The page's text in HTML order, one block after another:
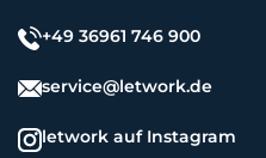
+49 36961 746 900
service@letwork.de
letwork auf Instagram